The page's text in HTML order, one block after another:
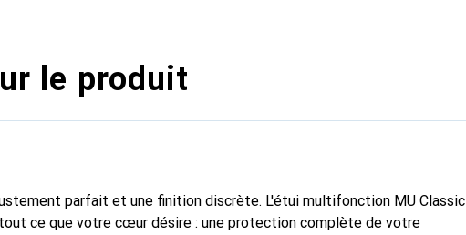
le produit
parfait et une finition discrète. L'étui multifonction MU Classic
ce que votre cœur désire : une protection complète de votre